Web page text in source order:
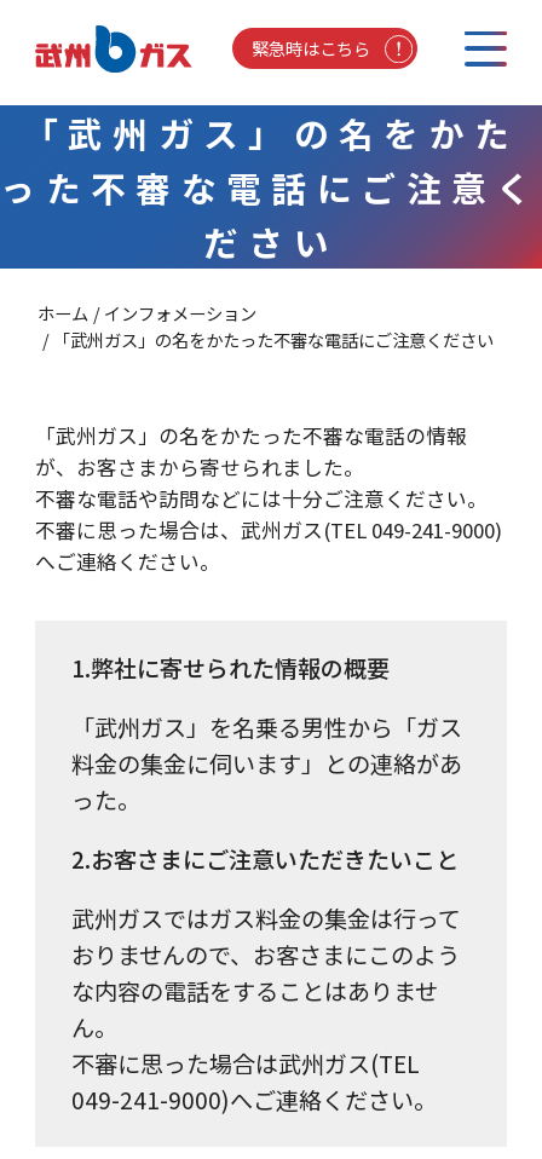
緊急時はこちら
「武州ガス」の名をかた
った不審な電話にご注意く
ださい
ホーム
インフォメーション
「武州ガス」の名をかたった不審な電話にご注意ください
「武州ガス」の名をかたった不審な電話の情報
が、お客さまから寄せられました。
不審な電話や訪問などには十分ご注意ください。
不審に思った場合は、武州ガス(TEL 049-241-9000)
へご連絡ください。
1.弊社に寄せられた情報の概要
「武州ガス」を名乗る男性から「ガス
料金の集金に伺います」との連絡があ
った。
2.お客さまにご注意いただきたいこと
武州ガスではガス料金の集金は行って
おりませんので、お客さまにこのよう
な内容の電話をすることはありませ
ん。
不審に思った場合は武州ガス(TEL
049-241-9000)へご連絡ください。